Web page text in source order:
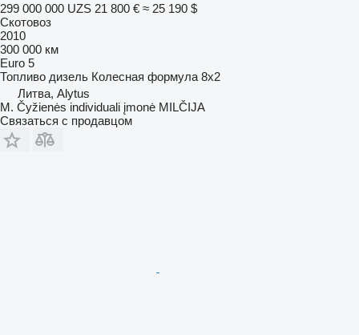
299 000 000 UZS 21 800 € ≈ 25 190 $
Скотовоз
2010
300 000 км
Euro 5
Топливо дизель Колесная формула 8x2
Литва, Alytus
M. Čyžienės individuali įmonė MILČIJA
Связаться с продавцом